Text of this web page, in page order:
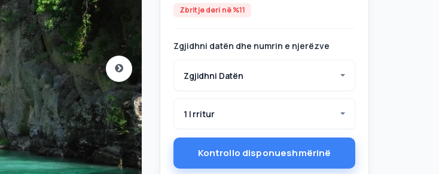
Zbritje deri në %11
Zgjidhni datën dhe numrin e njerëzve
Zgjidhni Datën
1 I rritur
Kontrollo disponueshmërinë